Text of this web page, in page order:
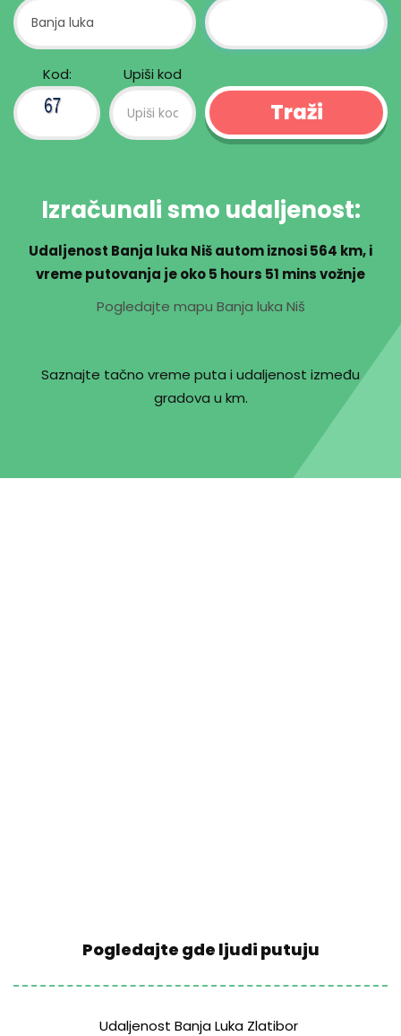
Kod: Upiši kod
Izračunali smo udaljenost:
Udaljenost Banja luka Niš autom iznosi564 km, i
vreme putovanja je oko5 hours 51 minsvožnje
Pogledajte mapu Banja luka Niš
Saznajte tačno vreme puta i udaljenost između
gradova u km.
Pogledajte gde ljudi putuju
Udaljenost Banja Luka Zlatibor